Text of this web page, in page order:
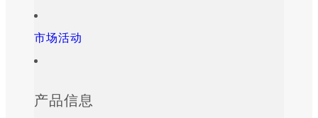
市场活动
产品信息